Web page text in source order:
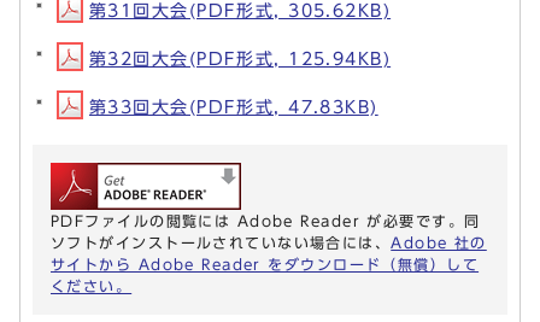
第31回大会(PDF形式, 305.62KB)
第32回大会(PDF形式, 125.94KB)
第33回大会(PDF形式, 47.83KB)
PDFファイルの閲覧には Adobe Reader が必要です。同
ソフトがインストールされていない場合には、 Adobe 社の
サイトから Adobe Reader をダウンロード（無償）して
ください。